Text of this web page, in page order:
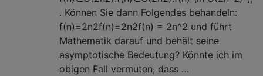
. Können Sie dann Folgendes behandeln:
f(n)=2n2f(n)=2n2f(n) = 2n^2 und führt
Mathematik darauf und behält seine
asymptotische Bedeutung? Könnte ich im
obigen Fall vermuten, dass …